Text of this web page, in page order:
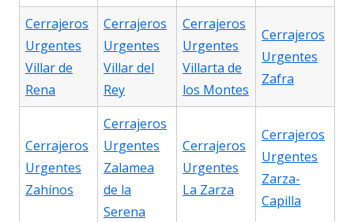
Cerrajeros
Urgentes
Villar de
Rena
Cerrajeros
Urgentes
Villar del
Rey
Cerrajeros
Urgentes
Villarta de
los Montes
Cerrajeros
Urgentes
Zafra
Cerrajeros
Urgentes
Zahínos
Cerrajeros
Urgentes
Zalamea
de la
Serena
Cerrajeros
Urgentes
La Zarza
Cerrajeros
Urgentes
Zarza-
Capilla